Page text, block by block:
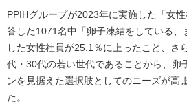
PPIHグループが2023年に実施した「女
答した1071名中「卵子凍結をしている
した女性社員が25.1％に上ったこと、さ
代・30代の若い世代であることから、卵
ンを見据えた選択肢としてのニーズが高
た。